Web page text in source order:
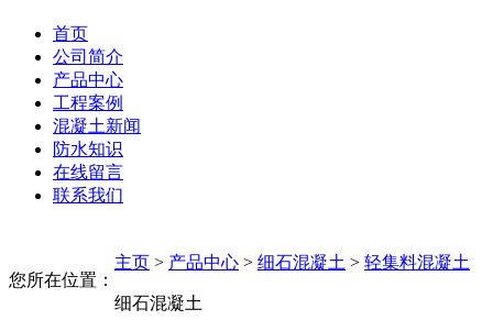
首页
公司简介
产品中心
工程案例
混凝土新闻
防水知识
在线留言
联系我们
您所在位置：
主页 > 产品中心 > 细石混凝土 > 轻集料混凝土
细石混凝土